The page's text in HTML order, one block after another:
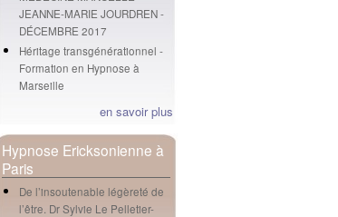
JEANNE-MARIE JOURDREN -
DÉCEMBRE 2017
Héritage transgénérationnel -
Formation en Hypnose à
Marseille
en savoir plus
Hypnose Ericksonienne à
Paris
De l’insoutenable légèreté de
l’être. Dr Sylvie Le Pelletier-